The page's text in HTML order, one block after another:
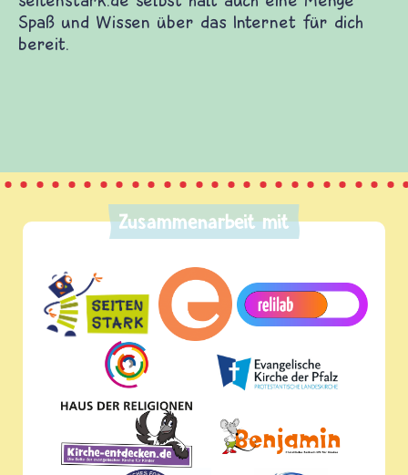
Zusammenarbeit mit